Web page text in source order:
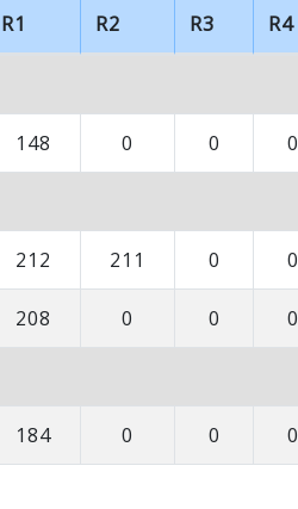
R1 R2 R3 R4
148 0 0 0
212 211 0 0
208 0 0 0
184 0 0 0